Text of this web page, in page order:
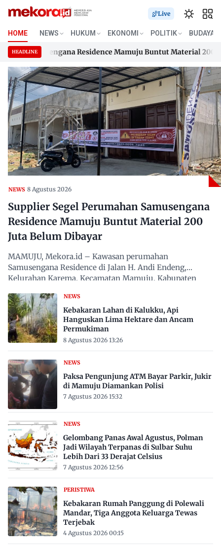
Skip
content
Live
HOME NEWS HUKUM EKONOMI POLITIK BUDAYA
HEADLINE
Samusengana Residence Mamuju Buntut Material 200 Juta
Samusengana Residence Mamuju Buntut Material 200 Juta
NEWS 8 Agustus 2026
Supplier Segel Perumahan Samusengana
Residence Mamuju Buntut Material 200
Juta Belum Dibayar
MAMUJU, Mekora.id – Kawasan perumahan
Samusengana Residence di Jalan H. Andi Endeng,
Kelurahan Karema, Kecamatan Mamuju, Kabupaten
NEWS
Kebakaran Lahan di Kalukku, Api
Hanguskan Lima Hektare dan Ancam
Permukiman
8 Agustus 2026 13:26
NEWS
Paksa Pengunjung ATM Bayar Parkir, Jukir
di Mamuju Diamankan Polisi
7 Agustus 2026 15:32
NEWS
Gelombang Panas Awal Agustus, Polman
Jadi Wilayah Terpanas di Sulbar Suhu
Lebih Dari 33 Derajat Celsius
7 Agustus 2026 12:56
PERISTIWA
Kebakaran Rumah Panggung di Polewali
Mandar, Tiga Anggota Keluarga Tewas
Terjebak
4 Agustus 2026 00:15